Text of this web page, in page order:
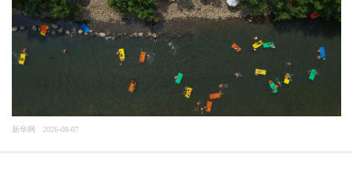
新华网 2026-08-07